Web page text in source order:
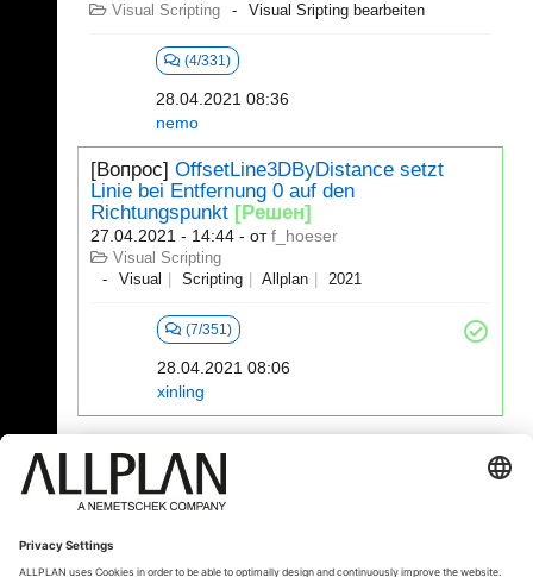
Visual Scripting Visual Sripting bearbeiten
(4/331)
28.04.2021 08:36
nemo
[Вопрос] OffsetLine3DByDistance setzt
Linie bei Entfernung 0 auf den
Richtungspunkt [Решен]
27.04.2021 - 14:44 - отf_hoeser
Visual Scripting
Visual
Scripting Allplan 2021
(7/351)
28.04.2021 08:06
xinling
321 - 340 (391)
⇤